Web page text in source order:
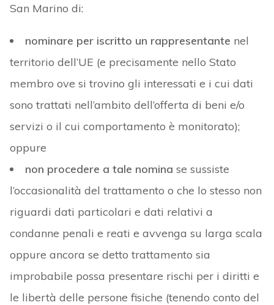
San Marino di:
nominare per iscritto un rappresentante nel
territorio dell’UE (e precisamente nello Stato
membro ove si trovino gli interessati e i cui dati
sono trattati nell’ambito dell’offerta di beni e/o
servizi o il cui comportamento è monitorato);
oppure
non procedere a tale nomina se sussiste
l’occasionalità del trattamento o che lo stesso non
riguardi dati particolari e dati relativi a
condanne penali e reati e avvenga su larga scala
oppure ancora se detto trattamento sia
improbabile possa presentare rischi per i diritti e
le libertà delle persone fisiche (tenendo conto del